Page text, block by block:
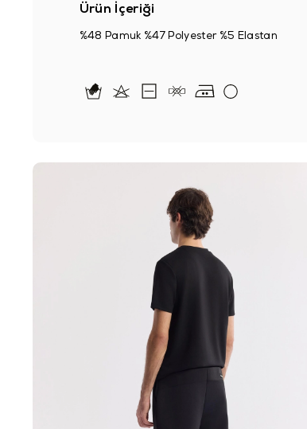
Ürün İçeriği
%48 Pamuk %47 Polyester %5 Elastan